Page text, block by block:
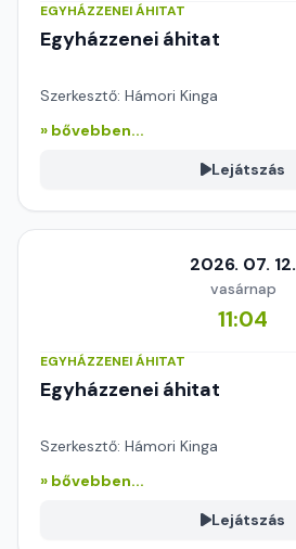
EGYHÁZZENEI ÁHITAT
Egyházzenei áhitat
Szerkesztő: Hámori Kinga
» bővebben...
Lejátszás
2026. 07. 12.
vasárnap
11:04
EGYHÁZZENEI ÁHITAT
Egyházzenei áhitat
Szerkesztő: Hámori Kinga
» bővebben...
Lejátszás